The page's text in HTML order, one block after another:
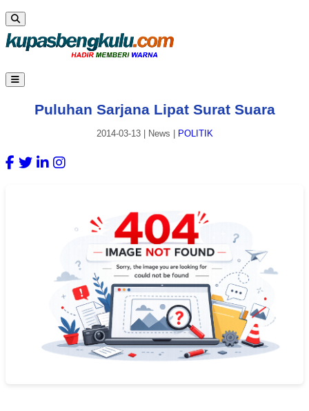
Puluhan Sarjana Lipat Surat Suara
2014-03-13| News POLITIK